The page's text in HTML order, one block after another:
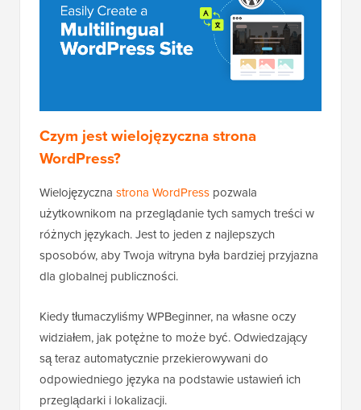
Czym jest wielojęzyczna strona
WordPress?
Wielojęzyczna strona WordPress pozwala
użytkownikom na przeglądanie tych samych treści w
różnych językach. Jest to jeden z najlepszych
sposobów, aby Twoja witryna była bardziej przyjazna
dla globalnej publiczności.
Kiedy tłumaczyliśmy WPBeginner, na własne oczy
widziałem, jak potężne to może być. Odwiedzający
są teraz automatycznie przekierowywani do
odpowiedniego języka na podstawie ustawień ich
przeglądarki i lokalizacji.